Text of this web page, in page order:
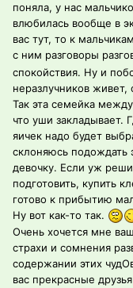
поняла, у нас
влюбилась вообще в
вас тут, то к
с ним разговоры
спокойствия. Ну и
неразлучников
Так эта семейка
что уши закладывает.
яичек надо будет
склоняюсь подождать
девочку. Если уж
подготовить, купить
готово к прибытию
Ну вот как-то так.
Очень хочется мне
страхи и сомнения
содержании этих
вас прекрасные